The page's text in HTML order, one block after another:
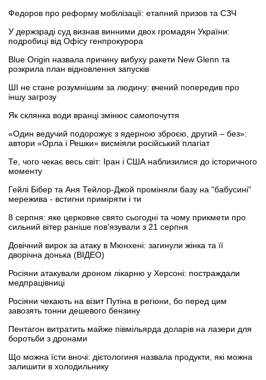
Федоров про реформу мобілізації: етапний призов та СЗЧ
У держзраді суд визнав винними двох громадян України:
подробиці від Офісу генпрокурора
Blue Origin назвала причину вибуху ракети New Glenn та
розкрила план відновлення запусків
ШІ не стане розумнішим за людину: вчений попередив про
іншу загрозу
Як склянка води вранці змінює самопочуття
«Один ведучий подорожує з ядерною зброєю, другий – без»:
автори «Орла і Решки» висміяли російський плагіат
Те, чого чекає весь світ: Іран і США наблизилися до історичного
моменту
Гейлі Бібер та Аня Тейлор-Джой проміняли базу на "бабусині"
мережива - встигни приміряти і ти
8 серпня: яке церковне свято сьогодні та чому прикмети про
сильний вітер раніше пов’язували з 21 серпня
Довічний вирок за атаку в Мюнхені: загинули жінка та її
дворічна донька (ВІДЕО)
Росіяни атакували дроном лікарню у Херсоні: постраждали
медпрацівниці
Росіяни чекають на візит Путіна в регіони, бо перед цим
завозять тонни дешевого бензину
Пентагон витратить майже півмільярда доларів на лазери для
боротьби з дронами
Що можна їсти вночі: дієтологиня назвала продукти, які можна
залишити в холодильнику